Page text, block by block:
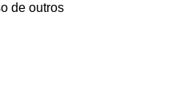
de outros